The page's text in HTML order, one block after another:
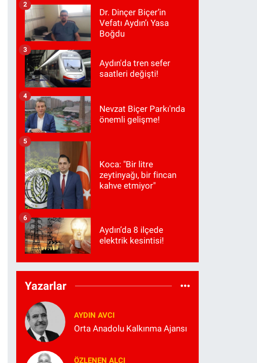
Dr. Dinçer Biçer’in
Vefatı Aydın’ı Yasa
Boğdu
2
Aydın'da tren sefer
saatleri değişti!
3
Nevzat Biçer Parkı'nda
önemli gelişme!
4
Koca: "Bir litre
zeytinyağı, bir fincan
kahve etmiyor"
5
Aydın’da 8 ilçede
elektrik kesintisi!
6
Yazarlar
AYDIN AVCI
Orta Anadolu Kalkınma Ajansı
ÖZLENEN ALCI